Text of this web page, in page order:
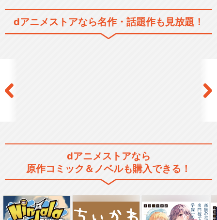
dアニメストアなら名作・話題作も見放題！
dアニメストアなら
原作コミック＆ノベルも購入できる！